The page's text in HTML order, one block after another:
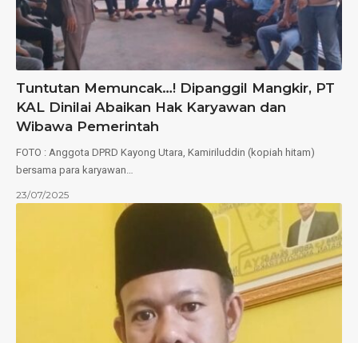
Tuntutan Memuncak…! Dipanggil Mangkir, PT
KAL Dinilai Abaikan Hak Karyawan dan
Wibawa Pemerintah
FOTO : Anggota DPRD Kayong Utara, Kamiriluddin (kopiah hitam)
bersama para karyawan…
23/07/2025